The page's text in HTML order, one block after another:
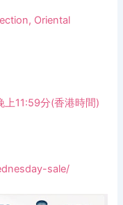
Oriental
11:59分(香港時間)
sale/